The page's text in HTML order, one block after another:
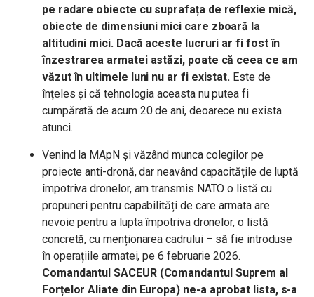
pe radare obiecte cu suprafața de reflexie mică,
obiecte de dimensiuni mici care zboară la
altitudini mici. Dacă aceste lucruri ar fi fost în
înzestrarea armatei astăzi, poate că ceea ce am
văzut în ultimele luni nu ar fi existat. Este de
înțeles și că tehnologia aceasta nu putea fi
cumpărată de acum 20 de ani, deoarece nu exista
atunci.
Venind la MApN și văzând munca colegilor pe
proiecte anti-dronă, dar neavând capacitățile de luptă
împotriva dronelor, am transmis NATO o listă cu
propuneri pentru capabilități de care armata are
nevoie pentru a lupta împotriva dronelor, o listă
concretă, cu menționarea cadrului – să fie introduse
în operațiile armatei, pe 6 februarie 2026.
Comandantul SACEUR (Comandantul Suprem al
Forțelor Aliate din Europa) ne-a aprobat lista, s-a